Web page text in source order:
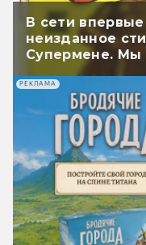
В сети
неизданное
Супермене. Мы
РЕКЛАМА